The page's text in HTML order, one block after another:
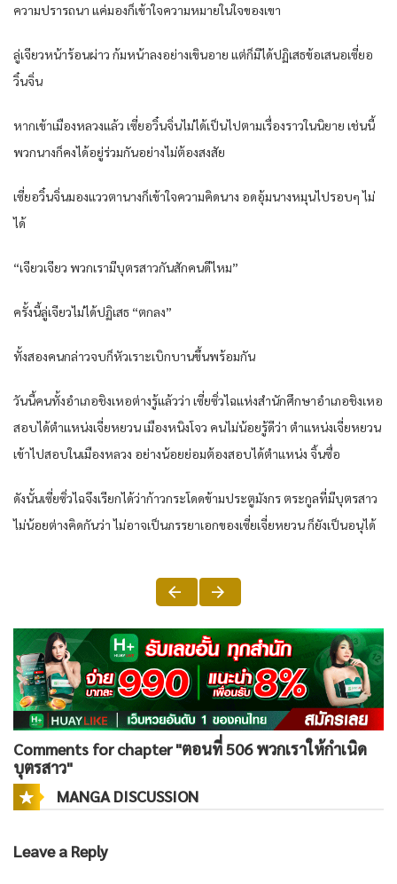
ความปรารถนา แค่มองก็เข้าใจความหมายในใจของเขา
ลู่เจียวหน้าร้อนผ่าว ก้มหน้าลงอย่างเขินอาย แต่ก็มิได้ปฏิเสธข้อเสนอเซี่ยอ
วิ๋นจิ่น
หากเข้าเมืองหลวงแล้ว เซี่ยอวิ๋นจิ่นไม่ได้เป็นไปตามเรื่องราวในนิยาย เช่นนี้
พวกนางก็คงได้อยู่ร่วมกันอย่างไม่ต้องสงสัย
เซี่ยอวิ๋นจิ่นมองแววตานางก็เข้าใจความคิดนาง อดอุ้มนางหมุนไปรอบๆ ไม่
ได้
“เจียวเจียว พวกเรามีบุตรสาวกันสักคนดีไหม”
ครั้งนี้ลู่เจียวไม่ได้ปฏิเสธ “ตกลง”
ทั้งสองคนกล่าวจบก็หัวเราะเบิกบานขึ้นพร้อมกัน
วันนี้คนทั้งอำเภอชิงเหอต่างรู้แล้วว่า เซี่ยซิ่วไฉแห่งสำนักศึกษาอำเภอชิงเหอ
สอบได้ตำแหน่งเจี่ยหยวน เมืองหนิงโจว คนไม่น้อยรู้ดีว่า ตำแหน่งเจี่ยหยวน
เข้าไปสอบในเมืองหลวง อย่างน้อยย่อมต้องสอบได้ตำแหน่ง จิ้นซื่อ
ดังนั้นเซี่ยซิ่วไฉจึงเรียกได้ว่าก้าวกระโดดข้ามประตูมังกร ตระกูลที่มีบุตรสาว
ไม่น้อยต่างคิดกันว่า ไม่อาจเป็นภรรยาเอกของเซี่ยเจี่ยหยวน ก็ยังเป็นอนุได้
Comments for chapter "ตอนที่ 506 พวกเราให้กำเนิด
บุตรสาว"
MANGA DISCUSSION
Leave a Reply